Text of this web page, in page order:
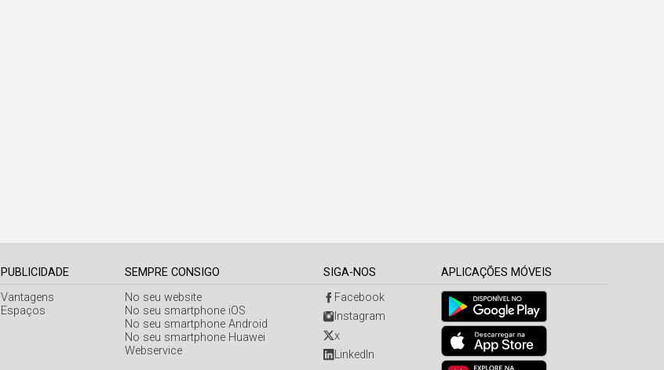
PUBLICIDADE
Vantagens
Espaços
SEMPRE CONSIGO
No seu website
No seu smartphone iOS
No seu smartphone Android
No seu smartphone Huawei
Webservice
SIGA-NOS
Facebook
Instagram
x
LinkedIn
APLICAÇÕES MÓVEIS